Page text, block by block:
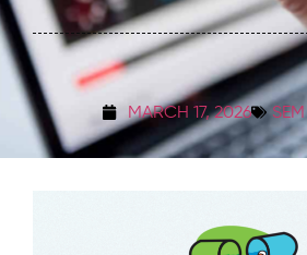
MARCH 17, 2026